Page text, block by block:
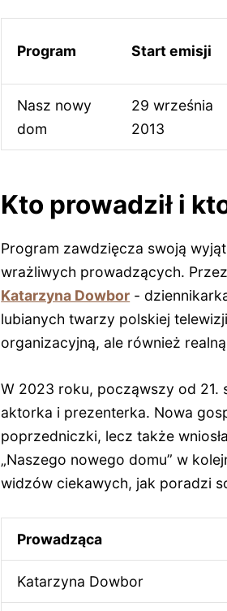
Program Start emisji
Nasz nowy
dom
29 września
2013
Kto prowadził i
Program zawdzięcza swoją
wrażliwych prowadzących.
Katarzyna Dowbor -
lubianych twarzy polskiej
organizacyjną, ale również
W 2023 roku, począwszy od 21.
aktorka i prezenterka. Nowa
poprzedniczki, lecz także
„Naszego nowego domu” w
widzów ciekawych, jak poradzi
Prowadząca
Katarzyna Dowbor